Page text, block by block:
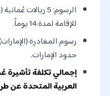
للإقامة لمدة 14 يوماً.
حدود الإمارات.
إجمالي تكلفة تأشيرة
العربية المتحدة عن